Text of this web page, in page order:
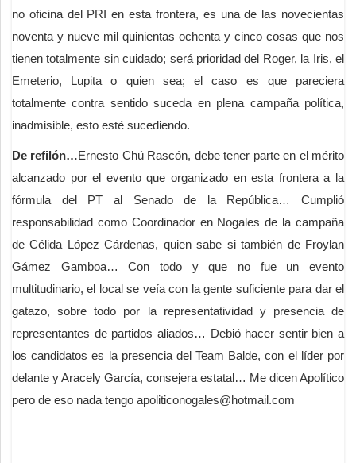
no oficina del PRI en esta frontera, es una de las novecientas
noventa y nueve mil quinientas ochenta y cinco cosas que nos
tienen totalmente sin cuidado; será prioridad del Roger, la Iris, el
Emeterio, Lupita o quien sea; el caso es que pareciera
totalmente contra sentido suceda en plena campaña política,
inadmisible, esto esté sucediendo.
De refilón…Ernesto Chú Rascón, debe tener parte en el mérito
alcanzado por el evento que organizado en esta frontera a la
fórmula del PT al Senado de la República… Cumplió
responsabilidad como Coordinador en Nogales de la campaña
de Célida López Cárdenas, quien sabe si también de Froylan
Gámez Gamboa… Con todo y que no fue un evento
multitudinario, el local se veía con la gente suficiente para dar el
gatazo, sobre todo por la representatividad y presencia de
representantes de partidos aliados… Debió hacer sentir bien a
los candidatos es la presencia del Team Balde, con el líder por
delante y Aracely García, consejera estatal… Me dicen Apolítico
pero de eso nada tengo apoliticonogales@hotmail.com